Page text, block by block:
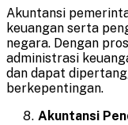
Akuntansi
keuangan serta
negara. Dengan
administrasi
dan dapat
berkepentingan.
Akuntansi